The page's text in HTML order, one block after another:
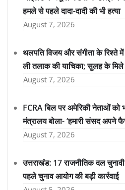
हमले से पहले दादा-दादी की भी हत्या
August 7, 2026
थलपति विजय और संगीता के रिश्ते में
ली तलाक की याचिका; सुलह के
August 7, 2026
FCRA बिल पर अमेरिकी नेताओं को
मंत्रालय बोला- ‘हमारी संसद अपने
August 7, 2026
उत्तराखंड: 17 राजनीतिक दल
पहले चुनाव आयोग की बड़ी कार्रवाई